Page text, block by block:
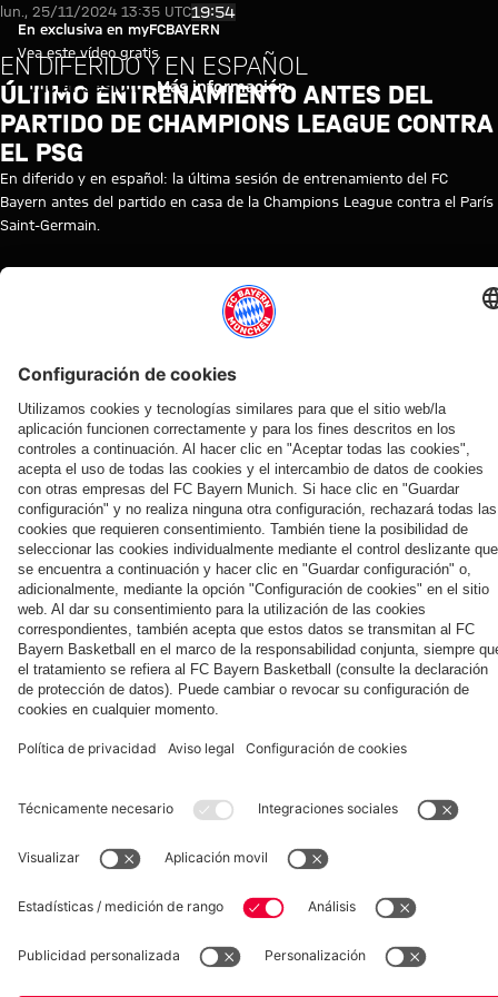
Vídeo: Última sesión de
Reproducir vídeo
En exclusiva en myFCBAYERN
Vea este vídeo gratis
Iniciar sesión Más información
lun., 25/11/2024 13:35 UTC19:54
EN DIFERIDO Y EN ESPAÑOL
ÚLTIMO ENTRENAMIENTO ANTES DEL
PARTIDO DE CHAMPIONS LEAGUE CONTRA
EL PSG
En diferido y en español: la última sesión de entrenamiento del FC
Bayern antes del partido en casa de la Champions League contra el París
Saint-Germain.
TEMAS DE ESTE VÍDEO
PARIS
SAINT-
MYFCBAYERN
VÍDEOS RELACIONADOS
Vídeo
EN DIFERIDO
Así fue el
entrenamiento
antes del
partido contra
el Aston Villa
Vídeo
AUDI
FOOTBALL
SUMMIT
Los
mejores
momentos
del partido
contra el
Aston Villa
Vídeo
EN DIFERIDO
El último
entrenamiento
antes del
partido contra
el Jeju
Vídeo
EN DIFERIDO
El
entrenamiento
abierto al
público del
miércoles en el
Tegernsee
Vídeo
EN DIFERIDO
El
entrenamiento
abierto al
público del
martes en el
Tegernsee
Vídeo
EN DIFERIDO
El
entrenamiento
público del
lunes en
Tegernsee
Vídeo
LOS
MEJORES
MOMENTOS
Así fue el
Mundial de
clubes de
fans del FC
Bayern en
Leitzachtal
Vídeo
VÍDEO
Lo mejor de los
entrenamientos
del FC Bayern
en mayo de
2026
Colaborador
FC Bayern München AG
2026
Aviso legal Política de privacidad Condiciones de uso
Accesibilidad